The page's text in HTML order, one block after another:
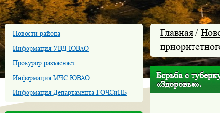
Новости района
Информация УВД ЮВАО
Прокурор разъясняет
Информация МЧС ЮВАО
Информация Департамента ГОЧСиПБ
Главная /
Борьба с
«Здоровье».